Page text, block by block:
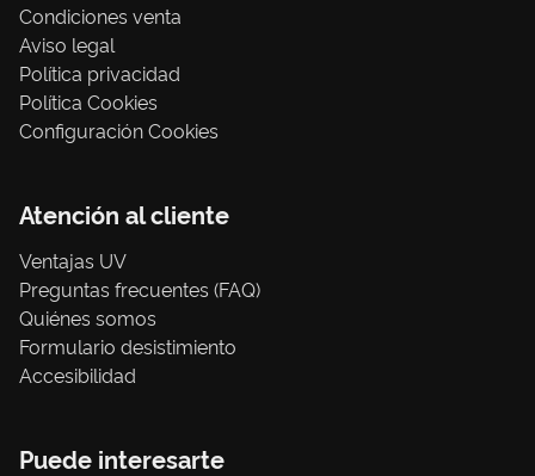
Condiciones venta
Aviso legal
Política privacidad
Política Cookies
Configuración Cookies
Atención al cliente
Ventajas UV
Preguntas frecuentes (FAQ)
Quiénes somos
Formulario desistimiento
Accesibilidad
Puede interesarte